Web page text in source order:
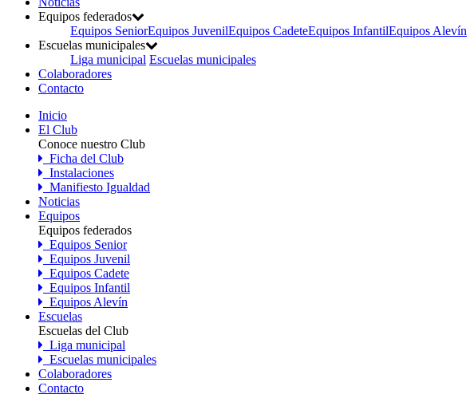
Equipos federados
Equipos SeniorEquipos JuvenilEquipos CadeteEquipos InfantilEquipos Alevín
Escuelas municipales
Liga municipal Escuelas municipales
Colaboradores
Contacto
Inicio
El Club
Conoce nuestro Club
Ficha del Club
Instalaciones
Manifiesto Igualdad
Noticias
Equipos
Equipos federados
Equipos Senior
Equipos Juvenil
Equipos Cadete
Equipos Infantil
Equipos Alevín
Escuelas
Escuelas del Club
Liga municipal
Escuelas municipales
Colaboradores
Contacto